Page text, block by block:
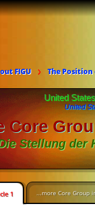
FIGU The
United
United
Core
Stellung der
1 ...more Core Group